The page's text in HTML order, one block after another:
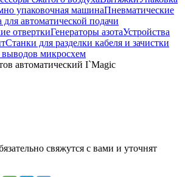
упаковочная машинаПневматические
для автоматической подачи
отверткиГенераторы азотаУстройства
Станки для разделки кабеля и зачистки
микросхем
автоматический I`Magic
свяжутся с вами и уточнят